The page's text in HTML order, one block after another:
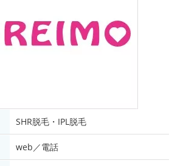
SHR脱毛・IPL脱毛
web／電話